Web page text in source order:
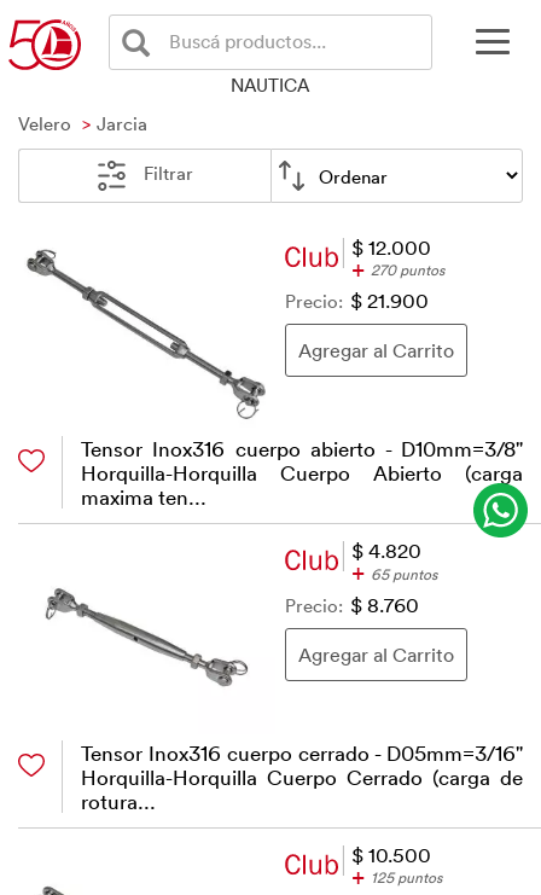
Buscá productos...
NAUTICA
Velero
Jarcia
Filtrar
$ 12.000
+ 270 puntos
Precio: $ 21.900
Tensor Inox316 cuerpo abierto - D10mm=3/8"
Horquilla-Horquilla Cuerpo Abierto (carga
maxima ten...
$ 4.820
+ 65 puntos
Precio: $ 8.760
Tensor Inox316 cuerpo cerrado - D05mm=3/16"
Horquilla-Horquilla Cuerpo Cerrado (carga de
rotura...
$ 10.500
+ 125 puntos